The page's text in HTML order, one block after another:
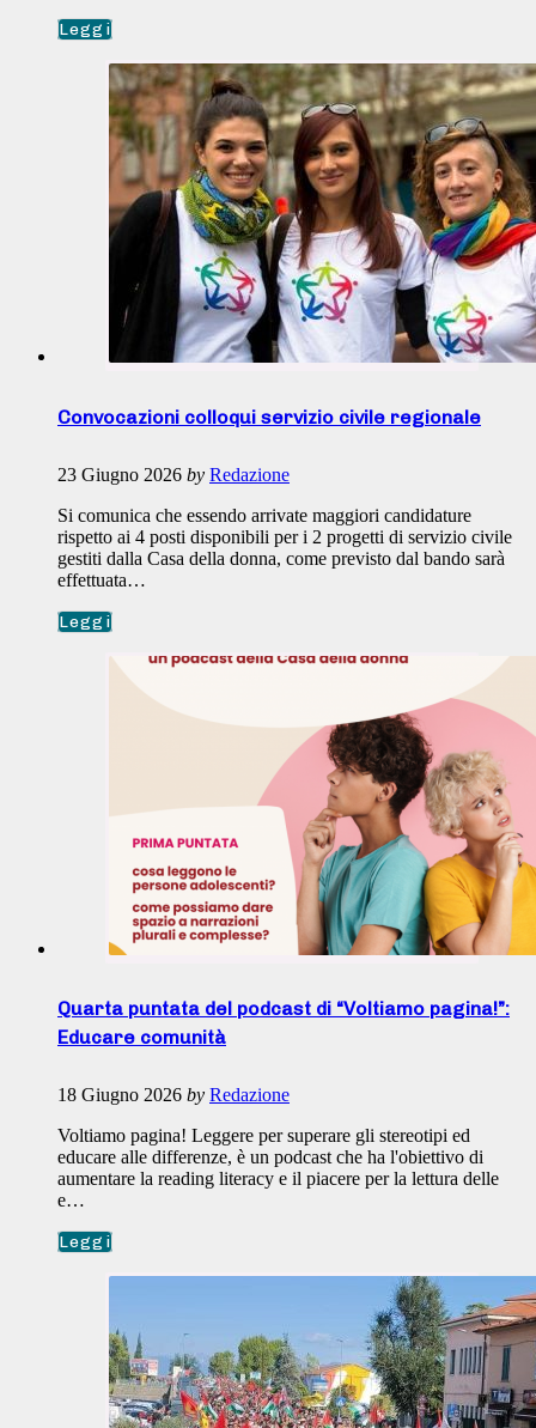
Leggi
Convocazioni colloqui servizio civile regionale
23 Giugno 2026 by Redazione
Si comunica che essendo arrivate maggiori candidature
rispetto ai 4 posti disponibili per i 2 progetti di servizio civile
gestiti dalla Casa della donna, come previsto dal bando sarà
effettuata…
Leggi
Quarta puntata del podcast di “Voltiamo pagina!”:
Educare comunità
18 Giugno 2026 by Redazione
Voltiamo pagina! Leggere per superare gli stereotipi ed
educare alle differenze, è un podcast che ha l'obiettivo di
aumentare la reading literacy e il piacere per la lettura delle
e…
Leggi